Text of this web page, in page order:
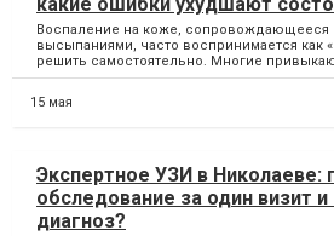
Воспаление на коже, сопровождающееся
высыпаниями, часто воспринимается как
решить самостоятельно. Многие
15 мая
Экспертное УЗИ в Николаеве:
обследование за один визит
диагноз?